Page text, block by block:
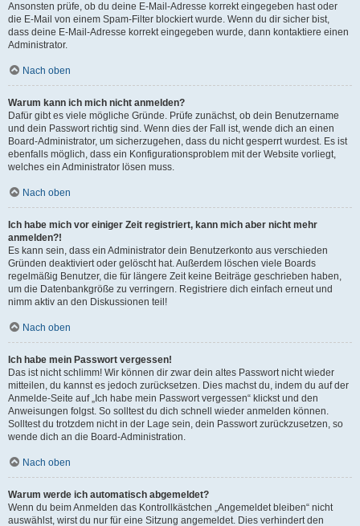
Ansonsten prüfe, ob du deine E-Mail-Adresse korrekt eingegeben hast oder
die E-Mail von einem Spam-Filter blockiert wurde. Wenn du dir sicher bist,
dass deine E-Mail-Adresse korrekt eingegeben wurde, dann kontaktiere einen
Administrator.
Nach oben
Warum kann ich mich nicht anmelden?
Dafür gibt es viele mögliche Gründe. Prüfe zunächst, ob dein Benutzername
und dein Passwort richtig sind. Wenn dies der Fall ist, wende dich an einen
Board-Administrator, um sicherzugehen, dass du nicht gesperrt wurdest. Es ist
ebenfalls möglich, dass ein Konfigurationsproblem mit der Website vorliegt,
welches ein Administrator lösen muss.
Nach oben
Ich habe mich vor einiger Zeit registriert, kann mich aber nicht mehr
anmelden?!
Es kann sein, dass ein Administrator dein Benutzerkonto aus verschieden
Gründen deaktiviert oder gelöscht hat. Außerdem löschen viele Boards
regelmäßig Benutzer, die für längere Zeit keine Beiträge geschrieben haben,
um die Datenbankgröße zu verringern. Registriere dich einfach erneut und
nimm aktiv an den Diskussionen teil!
Nach oben
Ich habe mein Passwort vergessen!
Das ist nicht schlimm! Wir können dir zwar dein altes Passwort nicht wieder
mitteilen, du kannst es jedoch zurücksetzen. Dies machst du, indem du auf der
Anmelde-Seite auf „Ich habe mein Passwort vergessen“ klickst und den
Anweisungen folgst. So solltest du dich schnell wieder anmelden können.
Solltest du trotzdem nicht in der Lage sein, dein Passwort zurückzusetzen, so
wende dich an die Board-Administration.
Nach oben
Warum werde ich automatisch abgemeldet?
Wenn du beim Anmelden das Kontrollkästchen „Angemeldet bleiben“ nicht
auswählst, wirst du nur für eine Sitzung angemeldet. Dies verhindert den